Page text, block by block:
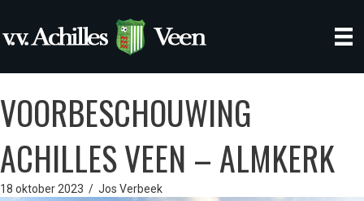
VOORBESCHOUWING
ACHILLES VEEN – ALMKERK
18 oktober 2023 / Jos Verbeek